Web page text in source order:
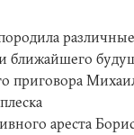
ближайшего
приговора
ареста